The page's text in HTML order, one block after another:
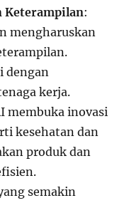
Keterampilan:
mengharuskan
dengan
kerja.
membuka inovasi
kesehatan dan
produk dan
semakin